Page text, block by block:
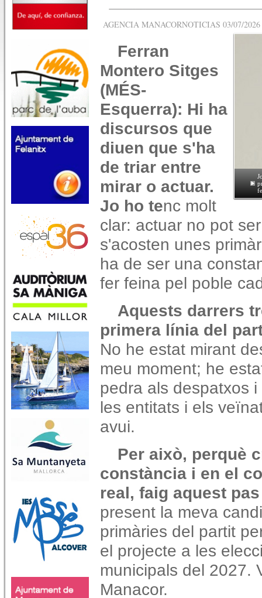
AGENCIA MANACORNOTICIAS 03/07/
Ferran
Montero Sitges
(MÉS-
Esquerra): Hi ha
discursos que
diuen que s'ha
de triar entre
mirar o actuar.
Jo ho tenc molt
clar: actuar no pot
s'acosten unes
ha de ser una
fer feina pel poble
Aquests darrers
primera línia del
No he estat mirant
meu moment; he
pedra als despatxos
les entitats i els
avui.
Per això, perquè
constància i en el
real, faig aquest pas
present la meva
primàries del partit
el projecte a les
municipals del 2027.
Manacor.